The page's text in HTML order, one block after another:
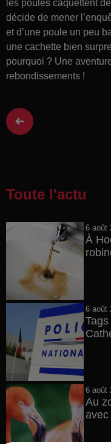
les poules caquettent
décide de mener
et d’une poule un peu
une cachette bien
pourquoi ? Une
rebondissements !
Toute l'actu
6 août
À
6 août
6 août
Au